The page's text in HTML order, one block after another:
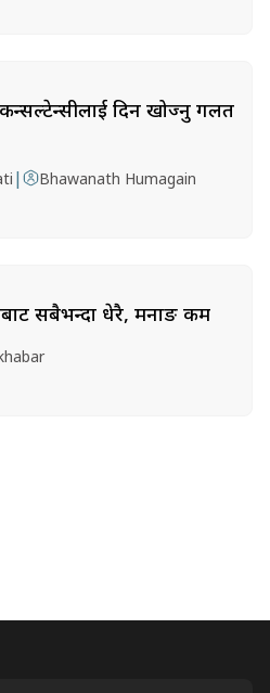
कन्सल्टेन्सीलाई दिन खोज्नु गलत
| Bhawanath Humagain
सबैभन्दा धेरै, मनाङ कम